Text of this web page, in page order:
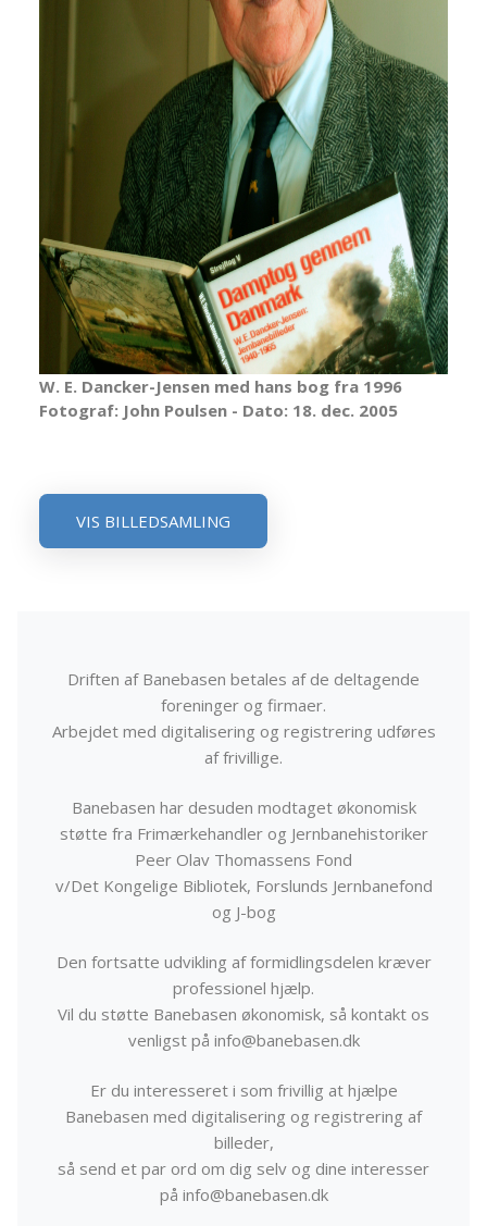
W. E. Dancker-Jensen med hans bog fra 1996
Fotograf: John Poulsen - Dato: 18. dec. 2005
VIS BILLEDSAMLING
Driften af Banebasen betales af de deltagende
foreninger og firmaer.
Arbejdet med digitalisering og registrering udføres
af frivillige.
Banebasen har desuden modtaget økonomisk
støtte fra Frimærkehandler og Jernbanehistoriker
Peer Olav Thomassens Fond
v/Det Kongelige Bibliotek, Forslunds Jernbanefond
og J-bog
Den fortsatte udvikling af formidlingsdelen kræver
professionel hjælp.
Vil du støtte Banebasen økonomisk, så kontakt os
venligst på info@banebasen.dk
Er du interesseret i som frivillig at hjælpe
Banebasen med digitalisering og registrering af
billeder,
så send et par ord om dig selv og dine interesser
på info@banebasen.dk